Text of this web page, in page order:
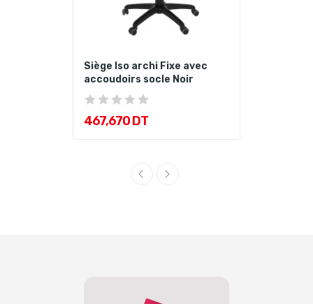
Siège Iso archi Fixe avec
accoudoirs socle Noir
467,670 DT